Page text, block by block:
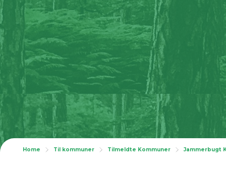
Home Til kommuner Tilmeldte Kommuner Jammerbugt